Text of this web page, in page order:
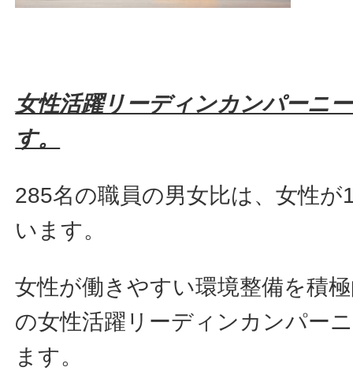
女性活躍リーディンカンパーニ
す。
285名の職員の男女比は、女性
います。
女性が働きやすい環境整備を積
の女性活躍リーディンカンパー
ます。